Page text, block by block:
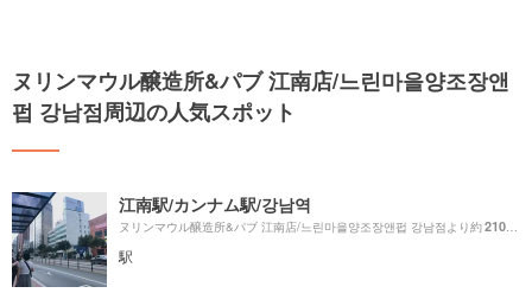
ヌリンマウル醸造所&パブ 江南店/느린마을양조장앤
펍 강남점周辺の人気スポット
江南駅/カンナム駅/강남역
ヌリンマウル醸造所&パブ 江南店/느린마을양조장앤펍 강남점より約210m
駅